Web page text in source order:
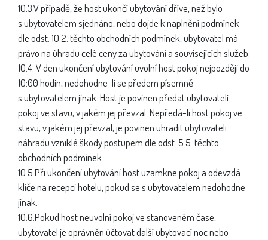
10.3.V případě, že host ukončí ubytování dříve, než bylo
s ubytovatelem sjednáno, nebo dojde k naplnění podmínek
dle odst. 10.2. těchto obchodních podmínek, ubytovatel má
právo na úhradu celé ceny za ubytování a souvisejících služeb.
10.4. V den ukončení ubytování uvolní host pokoj nejpozději do
10:00 hodin, nedohodne-li se předem písemně
s ubytovatelem jinak. Host je povinen předat ubytovateli
pokoj ve stavu, v jakém jej převzal. Nepředá-li host pokoj ve
stavu, v jakém jej převzal, je povinen uhradit ubytovateli
náhradu vzniklé škody postupem dle odst. 5.5. těchto
obchodních podmínek.
10.5.Při ukončení ubytování host uzamkne pokoj a odevzdá
klíče na recepci hotelu, pokud se s ubytovatelem nedohodne
jinak.
10.6.Pokud host neuvolní pokoj ve stanoveném čase,
ubytovatel je oprávněn účtovat další ubytovací noc nebo